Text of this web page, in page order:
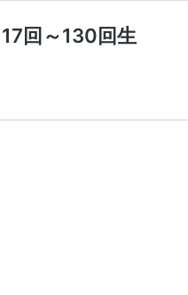
回～130回生